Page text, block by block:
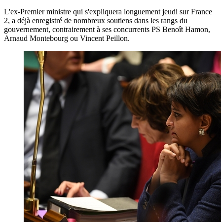
L'ex-Premier ministre qui s'expliquera longuement jeudi sur France
2, a déjà enregistré de nombreux soutiens dans les rangs du
gouvernement, contrairement à ses concurrents PS Benoît Hamon,
Arnaud Montebourg ou Vincent Peillon.